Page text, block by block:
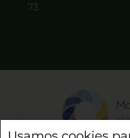
73